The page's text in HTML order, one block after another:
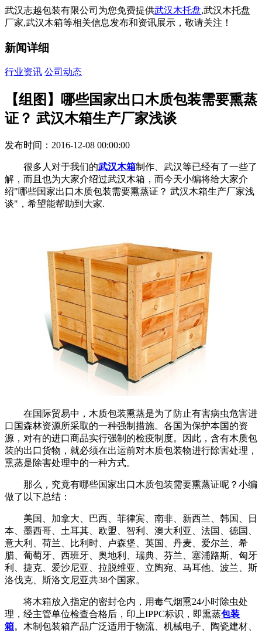
武汉志越包装有限公司为您免费提供武汉木托盘,武汉木托盘
厂家,武汉木箱等相关信息发布和资讯展示，敬请关注！
新闻详细
行业资讯 公司动态
【组图】哪些国家出口木质包装需要熏蒸
证？ 武汉木箱生产厂家浅谈
发布时间：2016-12-08 00:00:00
很多人对于我们的武汉木箱制作、武汉等已经有了一些了
解，而且也为大家介绍过武汉木箱，而今天小编将给大家介
绍"哪些国家出口木质包装需要熏蒸证？ 武汉木箱生产厂家浅
谈"，希望能帮助到大家.
在国际贸易中，木质包装熏蒸是为了防止有害病虫危害进
口国森林资源所采取的一种强制措施。各国为保护本国的资
源，对有的进口商品实行强制的检疫制度。因此，含有木质包
装的出口货物，就必须在出运前对木质包装物进行除害处理，
熏蒸是除害处理中的一种方式。
那么，究竟有哪些国家出口木质包装需要熏蒸证呢？小编
做了以下总结：
美国、加拿大、巴西、菲律宾、南非、新西兰、韩国、日
本、墨西哥、土耳其、欧盟、智利、澳大利亚、法国、德国、
意大利、荷兰、比利时、卢森堡、英国、丹麦、爱尔兰、希
腊、葡萄牙、西班牙、奥地利、瑞典、芬兰、塞浦路斯、匈牙
利、捷克、爱沙尼亚、拉脱维亚、立陶宛、马耳他、波兰、斯
洛伐克、斯洛文尼亚共38个国家。
将木箱放入指定的密封仓内，用毒气烟熏24小时除虫处
理，经主管单位检查合格后，印上IPPC标识，即熏蒸包装
箱。木制包装箱产品广泛适用于物流、机械电子、陶瓷建材、